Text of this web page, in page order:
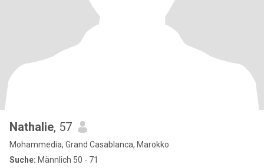
Nathalie, 57
Mohammedia, Grand Casablanca, Marokko
Suche: Männlich 50 - 71